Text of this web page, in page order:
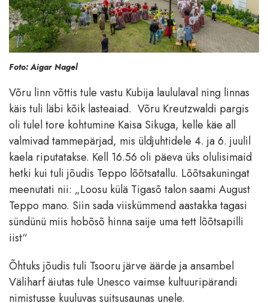
Foto: Aigar Nagel
Võru linn võttis tule vastu Kubija laululaval ning linnas
käis tuli läbi kõik lasteaiad. Võru Kreutzwaldi pargis
oli tulel tore kohtumine Kaisa Sikuga, kelle käe all
valmivad tammepärjad, mis üldjuhtidele 4. ja 6. juulil
kaela riputatakse. Kell 16.56 oli päeva üks olulisimaid
hetki kui tuli jõudis Teppo lõõtsatallu. Lõõtsakuningat
meenutati nii: „Loosu külä Tigasõ talon saami August
Teppo mano. Siin sada viiskümmend aastakka tagasi
sündünü miis hobõsõ hinna saije uma tett lõõtsapilli
iist“
Õhtuks jõudis tuli Tsooru järve äärde ja ansambel
Väliharf äiutas tule Unesco vaimse kultuuripärandi
nimistusse kuuluvas suitsusaunas unele.